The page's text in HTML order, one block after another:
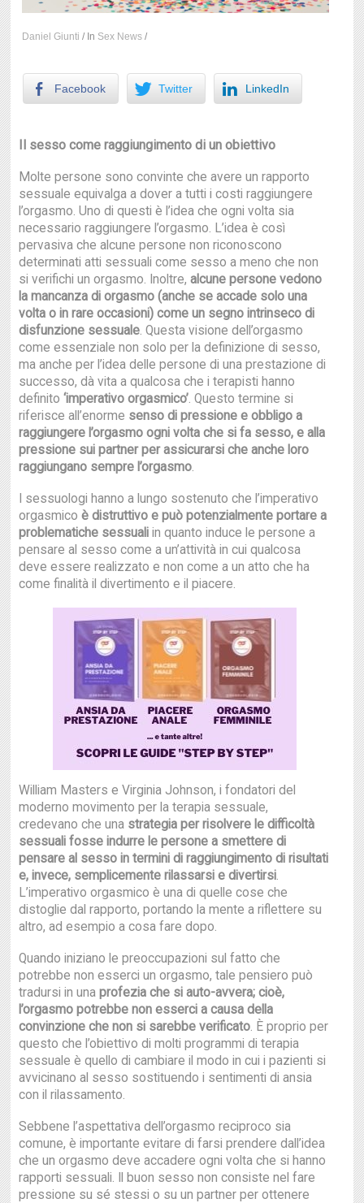
Daniel Giunti / In Sex News /
Facebook Twitter LinkedIn
Il sesso come raggiungimento di un obiettivo
Molte persone sono convinte che avere un rapporto
sessuale equivalga a dover a tutti i costi raggiungere
l’orgasmo. Uno di questi è l’idea che ogni volta sia
necessario raggiungere l’orgasmo. L’idea è così
pervasiva che alcune persone non riconoscono
determinati atti sessuali come sesso a meno che non
si verifichi un orgasmo. Inoltre,alcune persone vedono
la mancanza di orgasmo (anche se accade solo una
volta o in rare occasioni) come un segno intrinseco di
disfunzione sessuale. Questa visione dell’orgasmo
come essenziale non solo per la definizione di sesso,
ma anche per l’idea delle persone di una prestazione di
successo, dà vita a qualcosa che i terapisti hanno
definito‘imperativo orgasmico’. Questo termine si
riferisce all’enorme senso di pressione e obbligo a
raggiungere l’orgasmo ogni volta che si fa sesso, e alla
pressione sui partner per assicurarsi che anche loro
raggiungano sempre l’orgasmo.
I sessuologi hanno a lungo sostenuto che l’imperativo
orgasmicoè distruttivo e può potenzialmente portare a
problematiche sessuali in quanto induce le persone a
pensare al sesso come a un’attività in cui qualcosa
deve essere realizzato e non come a un atto che ha
come finalità il divertimento e il piacere.
William Masters e Virginia Johnson, i fondatori del
moderno movimento per la terapia sessuale,
credevano che una strategia per risolvere le difficoltà
sessuali fosse indurre le persone a smettere di
pensare al sesso in termini di raggiungimento di risultati
e, invece, semplicemente rilassarsi e divertirsi.
L’imperativo orgasmico è una di quelle cose che
distoglie dal rapporto, portando la mente a riflettere su
altro, ad esempio a cosa fare dopo.
Quando iniziano le preoccupazioni sul fatto che
potrebbe non esserci un orgasmo, tale pensiero può
tradursi in unaprofezia che si auto-avvera; cioè,
l’orgasmo potrebbe non esserci a causa della
convinzione che non si sarebbe verificato. È proprio per
questo che l’obiettivo di molti programmi di terapia
sessuale è quello di cambiare il modo in cui i pazienti si
avvicinano al sesso sostituendo i sentimenti di ansia
con il rilassamento.
Sebbene l’aspettativa dell’orgasmo reciproco sia
comune, è importante evitare di farsi prendere dall’idea
che un orgasmo deve accadere ogni volta che si hanno
rapporti sessuali. Il buon sesso non consiste nel fare
pressione su sé stessi o su un partner per ottenere